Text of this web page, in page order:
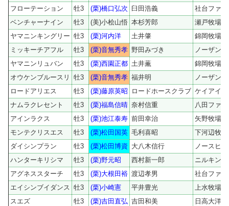
フローテーション
牡3 (栗)橋口弘次 臼田浩義
社台ファ
ベンチャーナイン
牡3 (美)小桧山悟 本杉芳郎
瀬戸牧場
ヤマニンキングリー 牡3 (栗)河内洋 土井肇
錦岡牧場
ミッキーチアフル
牡3 (栗)音無秀孝 野田みづき
ノーザン
ヤマニンリュバン
牡3 (栗)西園正都 土井薫
錦岡牧場
オウケンブルースリ
牡3 (栗)音無秀孝 福井明
ノーザン
ロードアリエス
牡3 (栗)藤原英昭 ロードホースクラブ ケイアイ
ナムラクレセント
牡3 (栗)福島信晴 奈村信重
八田ファ
アインラクス
牡3 (栗)池江泰寿 前田幸治
矢野牧場
モンテクリスエス
牡3 (栗)松田国英 毛利喜昭
下河辺牧場
ダイシンプラン
牡3 (栗)松田博資 大八木信行
ノースヒ
ハンターキリシマ
牡3 (栗)野元昭 西村新一郎
ニルキン
アグネススターチ
牡3 (栗)大根田裕 渡辺孝男
社台ファ
エイシンブイダンス 牡3 (栗)小崎憲 平井豊光
上水牧場
スエズ
牡3 (栗)吉田直弘 吉田和美
日高大洋